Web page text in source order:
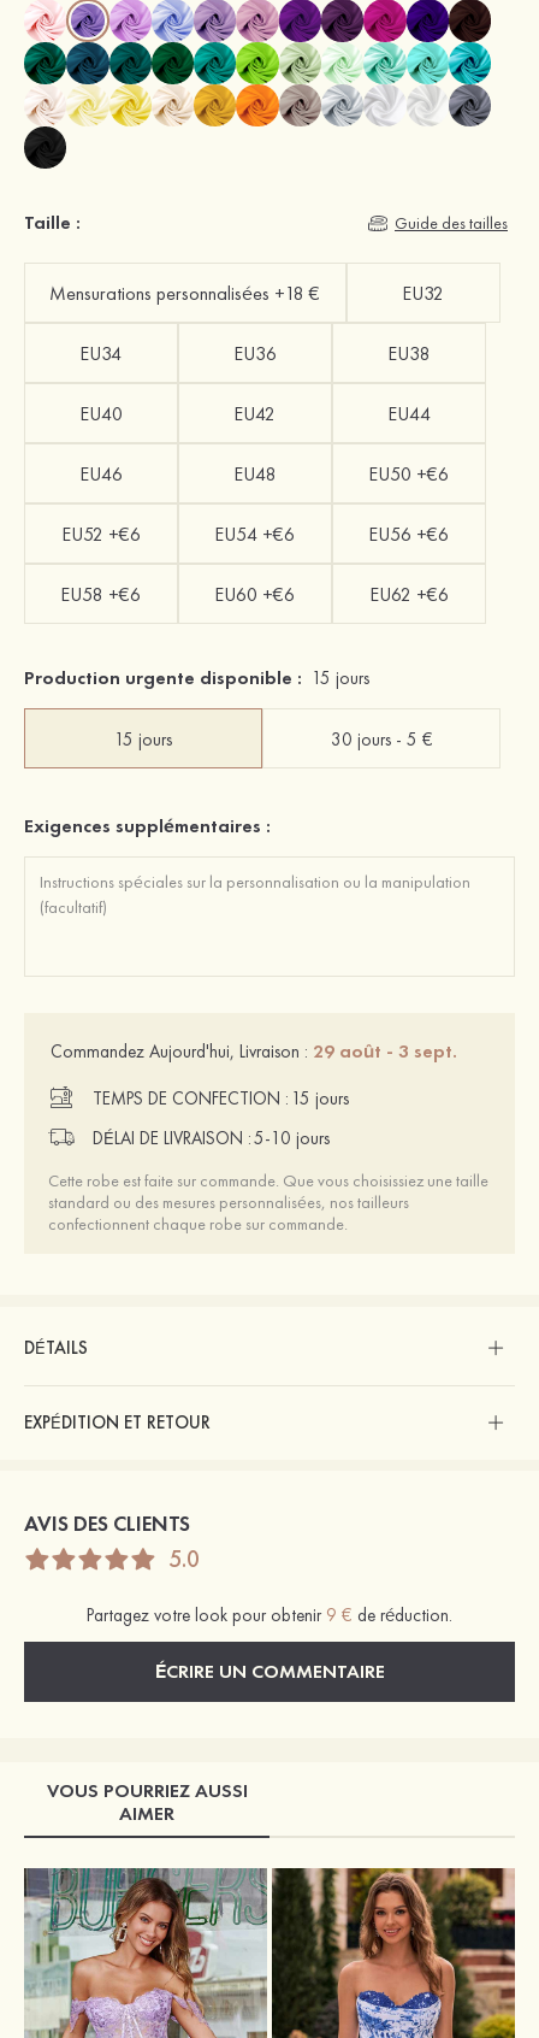
Taille : Guide des tailles
Mensurations personnalisées +18 € EU32
EU34 EU36 EU38
EU40 EU42 EU44
EU46 EU48 EU50 +€6
EU52 +€6 EU54 +€6 EU56 +€6
EU58 +€6 EU60 +€6 EU62 +€6
Production urgente disponible : 15 jours
15 jours 30 jours - 5 €
Exigences supplémentaires :
Commandez Aujourd'hui, Livraison : 29 août - 3 sept.
TEMPS DE CONFECTION : 15 jours
DÉLAI DE LIVRAISON :5-10 jours
Cette robe est faite sur commande. Que vous choisissiez une taille
standard ou des mesures personnalisées, nos tailleurs
confectionnent chaque robe sur commande.
DÉTAILS
EXPÉDITION ET RETOUR
AVIS DES CLIENTS
5.0
Partagez votre look pour obtenir 9 € de réduction.
ÉCRIRE UN COMMENTAIRE
VOUS POURRIEZ AUSSI
AIMER